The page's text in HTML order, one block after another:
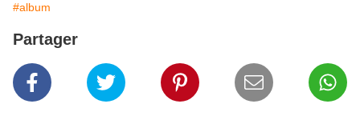
#album
Partager